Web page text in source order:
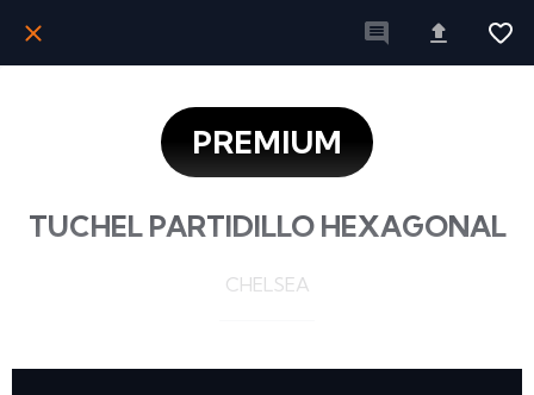
PREMIUM
TUCHEL PARTIDILLO HEXAGONAL
CHELSEA